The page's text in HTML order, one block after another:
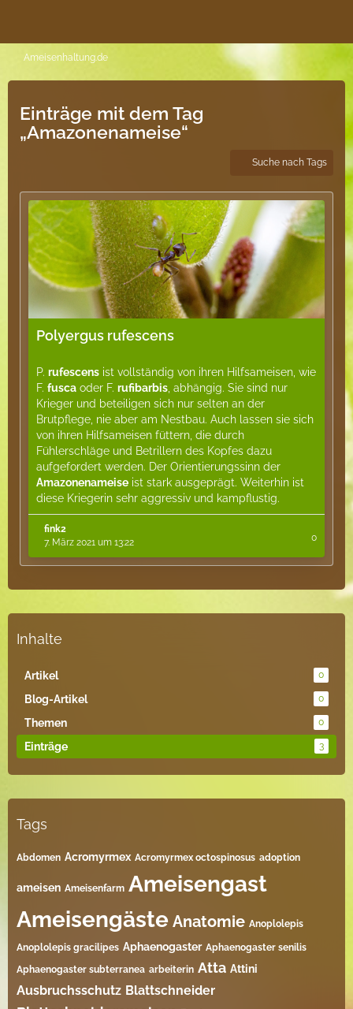
Ameisenhaltung.de
Einträge mit dem Tag
„Amazonenameise“
Suche nach Tags
Polyergus rufescens
P. rufescens ist vollständig von ihren Hilfsameisen, wie
F. fusca oder F. rufibarbis , abhängig. Sie sind nur
Krieger und beteiligen sich nur selten an der
Brutpflege, nie aber am Nestbau. Auch lassen sie sich
von ihren Hilfsameisen füttern, die durch
Fühlerschläge und Betrillern des Kopfes dazu
aufgefordert werden. Der Orientierungssinn der
Amazonenameise ist stark ausgeprägt. Weiterhin ist
diese Kriegerin sehr aggressiv und kampflustig.
fink2
7. März 2021 um 13:22
0
Inhalte
Artikel 0
Blog-Artikel 0
Themen 0
Einträge 3
Tags
Abdomen Acromyrmex Acromyrmex octospinosus adoption
ameisen Ameisenfarm Ameisengast
Ameisengäste Anatomie Anoplolepis
Anoplolepis gracilipes Aphaenogaster Aphaenogaster senilis
Aphaenogaster subterranea arbeiterin Atta Attini
Ausbruchsschutz Blattschneider